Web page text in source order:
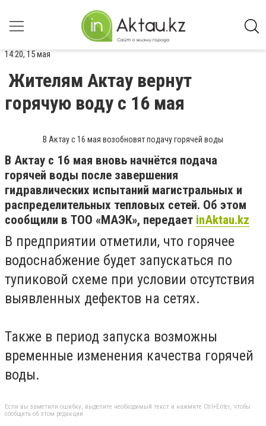
14:20, 15 мая
Жителям Актау вернут
горячую воду с 16 мая
В Актау с 16 мая возобновят подачу горячей воды
В Актау с 16 мая вновь начнётся подача
горячей воды после завершения
гидравлических испытаний магистральных и
распределительных тепловых сетей. Об этом
сообщили в ТОО «МАЭК», передает inAktau.kz
В предприятии отметили, что горячее
водоснабжение будет запускаться по
тупиковой схеме при условии отсутствия
выявленных дефектов на сетях.
Также в период запуска возможны
временные изменения качества горячей
воды.
Если вы заметили ошибку, выделите необходимый текст и нажмите Ctrl+Enter, чтобы
сообщить об этом редакции